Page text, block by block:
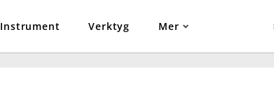
Instrument Verktyg Mer